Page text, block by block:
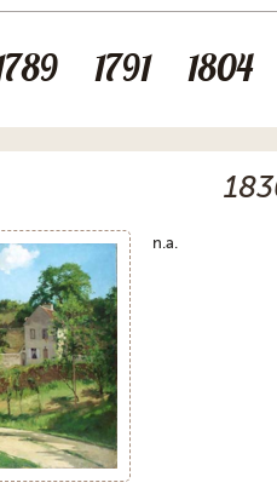
1791 1804
n.a.